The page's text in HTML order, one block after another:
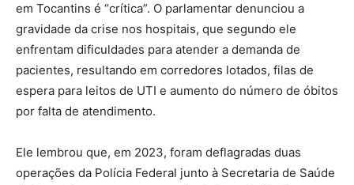
em Tocantins é “crítica”. O parlamentar denunciou a
gravidade da crise nos hospitais, que segundo ele
enfrentam dificuldades para atender a demanda de
pacientes, resultando em corredores lotados, filas de
espera para leitos de UTI e aumento do número de óbitos
por falta de atendimento.
Ele lembrou que, em 2023, foram deflagradas duas
operações da Polícia Federal junto à Secretaria de Saúde